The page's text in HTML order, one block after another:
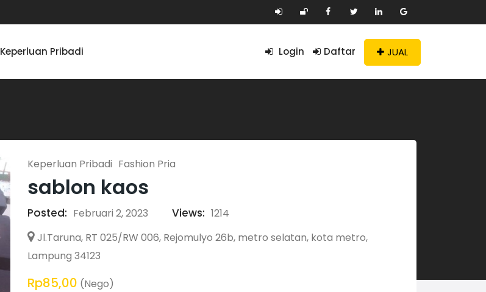
Keperluan Pribadi Login Daftar JUAL
Keperluan Pribadi Fashion Pria
sablon kaos
Posted: Februari 2, 2023 Views: 1214
Jl.Taruna, RT 025/RW 006, Rejomulyo 26b, metro selatan, kota metro,
Lampung 34123
Rp85,00 (Nego)